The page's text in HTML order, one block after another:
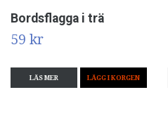
Bordsflagga i trä
59 kr
LÄS MER LÄGG I KORGEN